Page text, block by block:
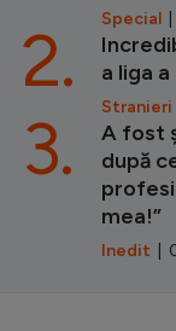
Special
a liga
Stranieri
2.
A fost
după
mea!”
Inedit |
3.